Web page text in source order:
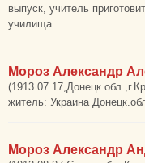
выпуск, учитель
училища
Мороз Александр
житель: Украина
Мороз Александр